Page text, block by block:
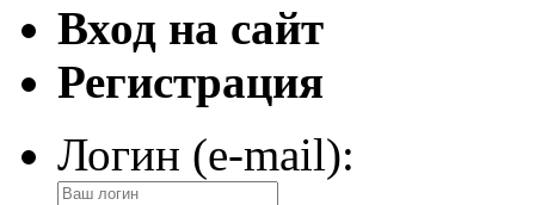
Вход на сайт
Регистрация
Логин (e-mail):